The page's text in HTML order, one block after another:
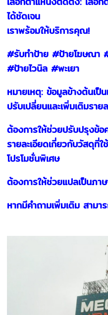
ได้ชัดเจน
เราพร้อมให้บริการคุณ!
#รับทำป้าย #ป้ายโฆษณา
#ป้ายไวนิล #พะเยา
หมายเหตุ: ข้อมูลข้างต้นเ
ปรับเปลี่ยนและเพิ่มเติมราย
ต้องการให้ช่วยปรับปรุงข้อ
รายละเอียดเกี่ยวกับวัสดุที่
โปรโมชั่นพิเศษ
ต้องการให้ช่วยแปลเป็นภา
หากมีคำถามเพิ่มเติม สามา